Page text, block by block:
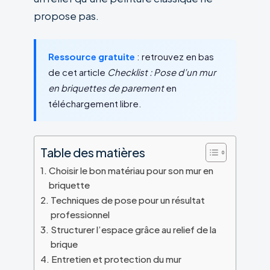
propose pas.
Ressource gratuite : retrouvez en bas
de cet article Checklist : Pose d’un mur
en briquettes de parementen
téléchargement libre.
Table des matières
Choisir le bon matériau pour son mur en
briquette
Techniques de pose pour un résultat
professionnel
Structurer l’espace grâce au relief de la
brique
Entretien et protection du mur